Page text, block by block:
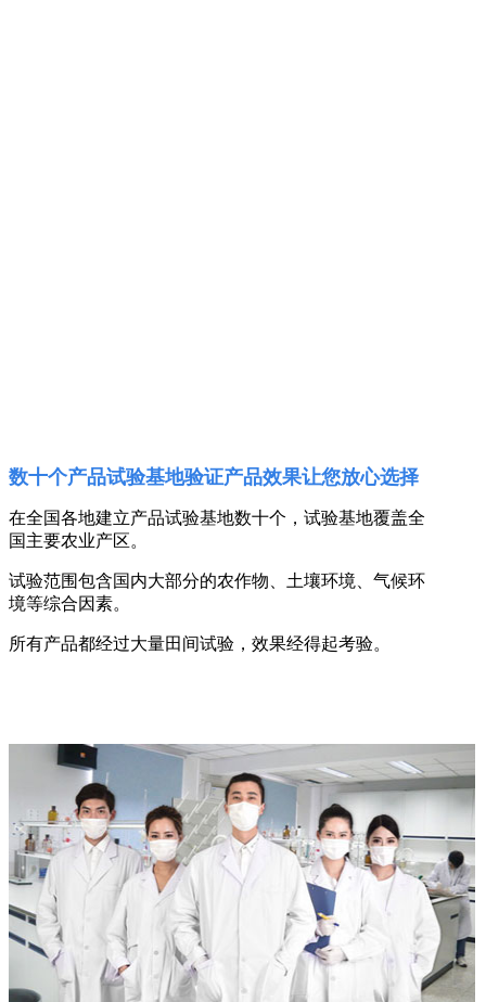
数十个产品试验基地验证产品效果让您放心选择
在全国各地建立产品试验基地数十个，试验基地覆盖全
国主要农业产区。
试验范围包含国内大部分的农作物、土壤环境、气候环
境等综合因素。
所有产品都经过大量田间试验，效果经得起考验。